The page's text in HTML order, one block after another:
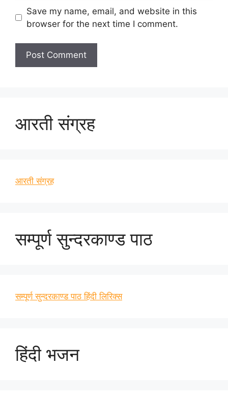
Save my name, email, and website in this
browser for the next time I comment.
आरती संग्रह
आरती संग्रह
सम्पूर्ण सुन्दरकाण्ड पाठ
सम्पूर्ण सुन्दरकाण्ड पाठ हिंदी लिरिक्स
हिंदी भजन